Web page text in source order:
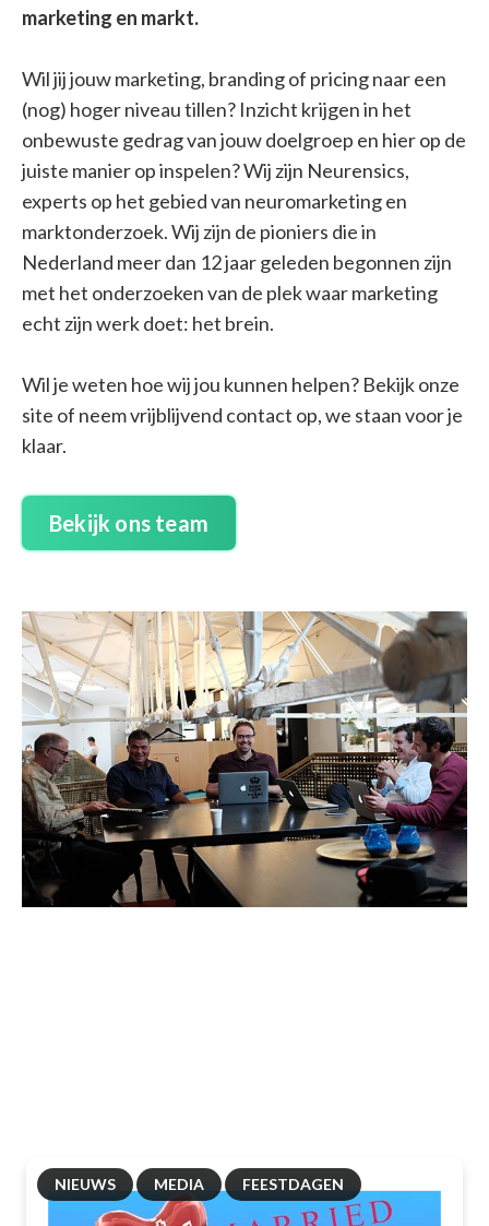
marketing en markt.
Wil jij jouw marketing, branding of pricing naar een
(nog) hoger niveau tillen? Inzicht krijgen in het
onbewuste gedrag van jouw doelgroep en hier op de
juiste manier op inspelen? Wij zijn Neurensics,
experts op het gebied van neuromarketing en
marktonderzoek. Wij zijn de pioniers die in
Nederland meer dan 12 jaar geleden begonnen zijn
met het onderzoeken van de plek waar marketing
echt zijn werk doet: het brein.
Wil je weten hoe wij jou kunnen helpen? Bekijk onze
site of neem vrijblijvend contact op, we staan voor je
klaar.
Bekijk ons team
NIEUWS MEDIA FEESTDAGEN